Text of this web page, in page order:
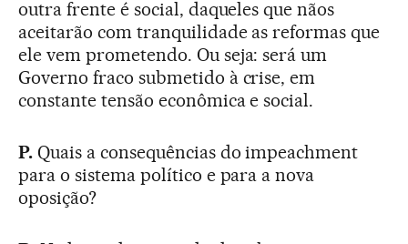
outra frente é social, daqueles que nãos
aceitarão com tranquilidade as reformas que
ele vem prometendo. Ou seja: será um
Governo fraco submetido à crise, em
constante tensão econômica e social.
P.Quais a consequências do impeachment
para o sistema político e para a nova
oposição?